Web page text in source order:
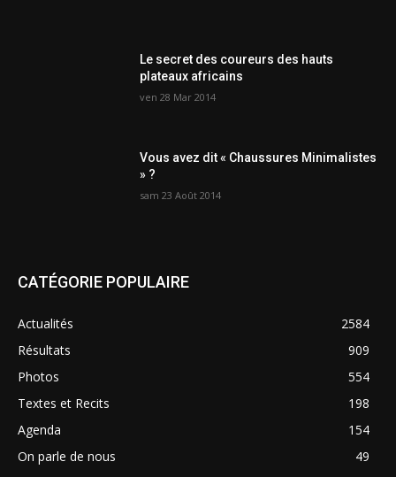
Le secret des coureurs des hauts
plateaux africains
ven 28 Mar 2014
Vous avez dit « Chaussures Minimalistes
» ?
sam 23 Août 2014
CATÉGORIE POPULAIRE
Actualités
2584
Résultats
909
Photos
554
Textes et Recits
198
Agenda
154
On parle de nous
49